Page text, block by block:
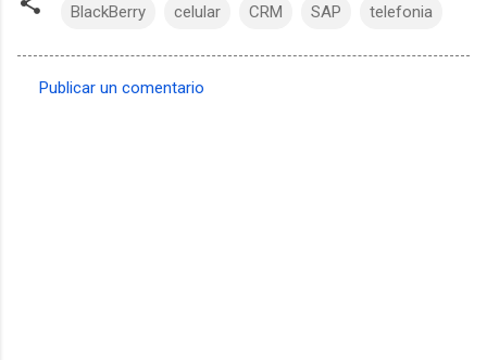
BlackBerry celular CRM SAP telefonia
Publicar un comentario